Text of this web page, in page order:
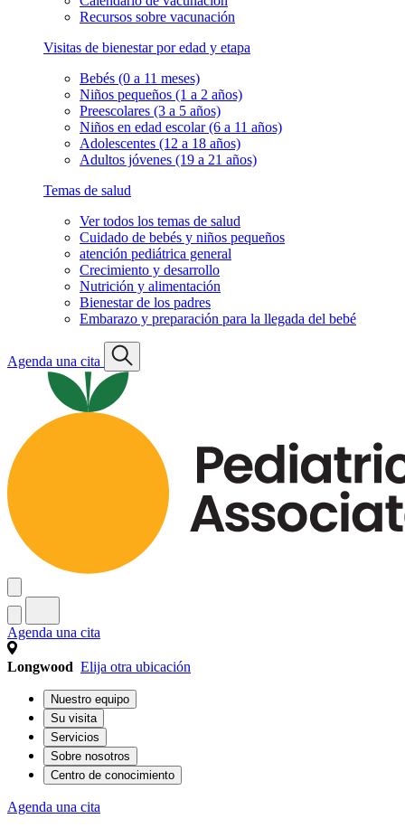
Recursos sobre vacunación
Visitas de bienestar por edad y etapa
Bebés (0 a 11 meses)
Niños pequeños (1 a 2 años)
Preescolares (3 a 5 años)
Niños en edad escolar (6 a 11 años)
Adolescentes (12 a 18 años)
Adultos jóvenes (19 a 21 años)
Temas de salud
Ver todos los temas de salud
Cuidado de bebés y niños pequeños
atención pediátrica general
Crecimiento y desarrollo
Nutrición y alimentación
Bienestar de los padres
Embarazo y preparación para la llegada del bebé
Agenda una cita
Agenda una cita
Longwood Elija otra ubicación
Nuestro equipo
Su visita
Servicios
Sobre nosotros
Centro de conocimiento
Agenda una cita